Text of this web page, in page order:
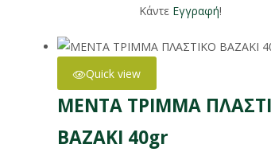
Κάντε Εγγραφή!
Quick view
ΜΕΝΤΑ ΤΡΙΜΜΑ
ΒΑΖΑΚΙ 40gr